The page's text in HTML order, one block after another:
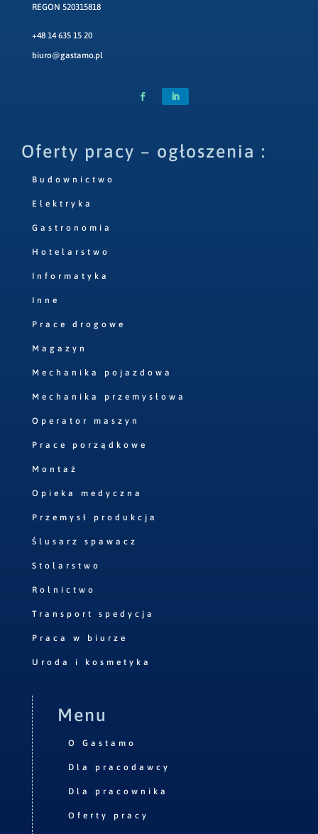
REGON 520315818
+48 14 635 15 20
biuro@gastamo.pl
Oferty pracy – ogłoszenia :
Budownictwo
Elektryka
Gastronomia
Hotelarstwo
Informatyka
Inne
Prace drogowe
Magazyn
Mechanika pojazdowa
Mechanika przemysłowa
Operator maszyn
Prace porządkowe
Montaż
Opieka medyczna
Przemysł produkcja
Ślusarz spawacz
Stolarstwo
Rolnictwo
Transport spedycja
Praca w biurze
Uroda i kosmetyka
Menu
O Gastamo
Dla pracodawcy
Dla pracownika
Oferty pracy